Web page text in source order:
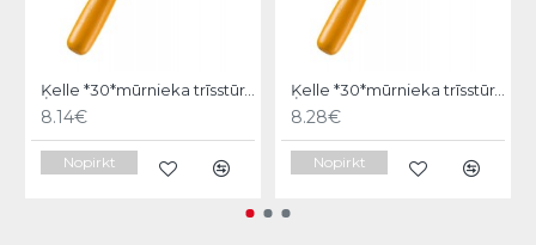
Ķelle *30*mūrnieka trīsstūra 18cm, Hardy
8.14€
Nopirkt
Ķelle *30*mūrnieka trīsstūra 20cm, Hardy
8.28€
Nopirkt